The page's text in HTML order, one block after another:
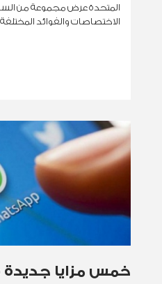
المتحدة عرض مجموعة من
الاختصاصات والفوائد المختلفة،
خمس مزايا جديدة